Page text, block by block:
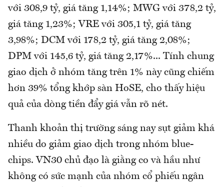
với 308,9 tỷ, giá tăng 1,14%; MWG với 378,2 tỷ,
giá tăng 1,23%; VRE với 305,1 tỷ, giá tăng
3,98%; DCM với 178,2 tỷ, giá tăng 2,08%;
DPM với 145,6 tỷ, giá tăng 2,17%... Tính chung
giao dịch ở nhóm tăng trên 1% này cũng chiếm
hơn 39% tổng khớp sàn HoSE, cho thấy hiệu
quả của dòng tiền đẩy giá vẫn rõ nét.
Thanh khoản thị trường sáng nay sụt giảm khá
nhiều do giảm giao dịch trong nhóm blue-
chips. VN30 chủ đạo là giằng co và hầu như
không có sức mạnh của nhóm cổ phiếu ngân